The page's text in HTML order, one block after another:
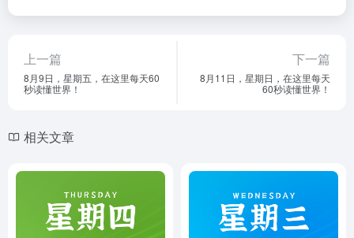
上一篇
8月9日，星期五，在这里每天60
秒读懂世界！
下一篇
8月11日，星期日，在这里每天
60秒读懂世界！
相关文章